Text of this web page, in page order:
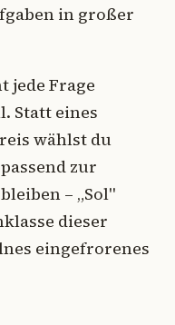
in großer
jede Frage
Statt eines
wählst du
zur
– „Sol"
dieser
eingefrorenes